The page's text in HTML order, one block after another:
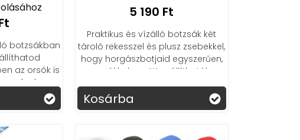
botzsákban
az orsók is
5 190 Ft
Praktikus és vízálló botzsák két
tároló rekesszel és plusz zsebekkel,
hogy horgászbotjaid egyszerűen,
orsókkal együtt szállíthatók
legyenek.
Kosárba